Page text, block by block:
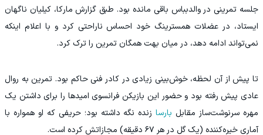
جلسه تمرینی در والدبباس باقی مانده بود. طبق گزارش مارکا، کیلیان ناگهان
ایستاد، در عضلات همسترینگ خود احساس ناراحتی کرد و با اعلام اینکه
نمی‌تواند ادامه دهد، در میان بهت همگان تمرین را ترک کرد.
تا پیش از آن لحظه، خوش‌بینی زیادی در کادر فنی حاکم بود. تمرین به روال
عادی پیش رفته بود و حضور این بازیکن فرانسوی امیدها را برای داشتن یک
مهره سرنوشت‌ساز مقابل بارسازنده نگه داشته بود؛ حریفی که او همواره با
آماری خیره‌کننده (یک گل در هر ۶۷ دقیقه) مجازاتش کرده است.